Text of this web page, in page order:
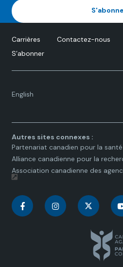
Carrières Contactez-nous
S’abonner
English
Language
Autres sites connexes :
Partenariat canadien pour la
Alliance canadienne pour la
Association canadienne des
C C
n